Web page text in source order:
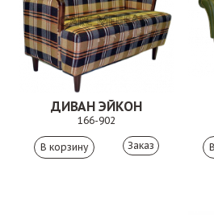
ДИВАН ЭЙКОН
166-902
Заказ